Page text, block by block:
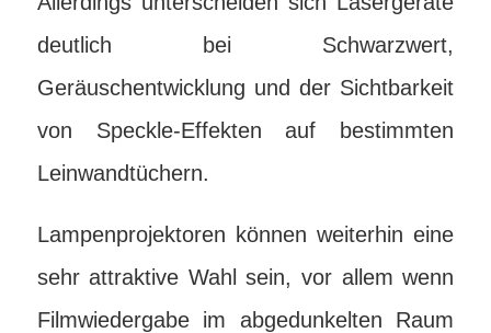
deutlich bei Schwarzwert,
Geräuschentwicklung und der Sichtbarkeit
von Speckle-Effekten auf bestimmten
Leinwandtüchern.
Lampenprojektoren können weiterhin eine
sehr attraktive Wahl sein, vor allem wenn
Filmwiedergabe im abgedunkelten Raum